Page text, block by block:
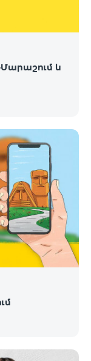
և